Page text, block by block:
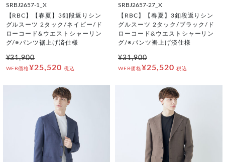
SRBJ2657-1_X
【RBC】【春夏】3釦段返りシン
グルスーツ 2タック/ネイビー/ド
ローコード&ウエストシャーリン
グ/※パンツ裾上げ済仕様
¥31,900
WEB価格¥25,520 税込
SRBJ2657-27_X
【RBC】【春夏】3釦段返りシン
グルスーツ 2タック/ブラック/ド
ローコード&ウエストシャーリン
グ/※パンツ裾上げ済仕様
¥31,900
WEB価格¥25,520 税込